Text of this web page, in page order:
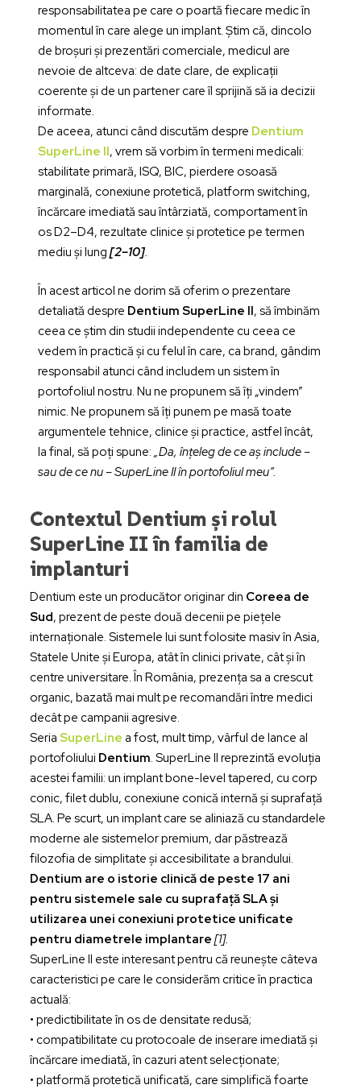
responsabilitatea pe care o poartă fiecare medic în
momentul în care alege un implant. Știm că, dincolo
de broșuri și prezentări comerciale, medicul are
nevoie de altceva: de date clare, de explicații
coerente și de un partener care îl sprijină să ia decizii
informate.
De aceea, atunci când discutăm despre Dentium
SuperLine II, vrem să vorbim în termeni medicali:
stabilitate primară, ISQ, BIC, pierdere osoasă
marginală, conexiune protetică, platform switching,
încărcare imediată sau întârziată, comportament în
os D2–D4, rezultate clinice și protetice pe termen
mediu și lung[2–10].
În acest articol ne dorim să oferim o prezentare
detaliată despre Dentium SuperLine II, să îmbinăm
ceea ce știm din studii independente cu ceea ce
vedem în practică și cu felul în care, ca brand, gândim
responsabil atunci când includem un sistem în
portofoliul nostru. Nu ne propunem să îți „vindem”
nimic. Ne propunem să îți punem pe masă toate
argumentele tehnice, clinice și practice, astfel încât,
la final, să poți spune: „Da, înțeleg de ce aș include –
sau de ce nu – SuperLine II în portofoliul meu”.
Contextul Dentium și rolul
SuperLine II în familia de
implanturi
Dentium este un producător originar din Coreea de
Sud, prezent de peste două decenii pe piețele
internaționale. Sistemele lui sunt folosite masiv în Asia,
Statele Unite și Europa, atât în clinici private, cât și în
centre universitare. În România, prezența sa a crescut
organic, bazată mai mult pe recomandări între medici
decât pe campanii agresive.
Seria SuperLine a fost, mult timp, vârful de lance al
portofoliului Dentium. SuperLine II reprezintă evoluția
acestei familii: un implant bone-level tapered, cu corp
conic, filet dublu, conexiune conică internă și suprafață
SLA. Pe scurt, un implant care se aliniază cu standardele
moderne ale sistemelor premium, dar păstrează
filozofia de simplitate și accesibilitate a brandului.
Dentium are o istorie clinică de peste 17 ani
pentru sistemele sale cu suprafață SLA și
utilizarea unei conexiuni protetice unificate
pentru diametrele implantare [1].
SuperLine II este interesant pentru că reunește câteva
caracteristici pe care le considerăm critice în practica
actuală:
• predictibilitate în os de densitate redusă;
• compatibilitate cu protocoale de inserare imediată și
încărcare imediată, în cazuri atent selecționate;
• platformă protetică unificată, care simplifică foarte